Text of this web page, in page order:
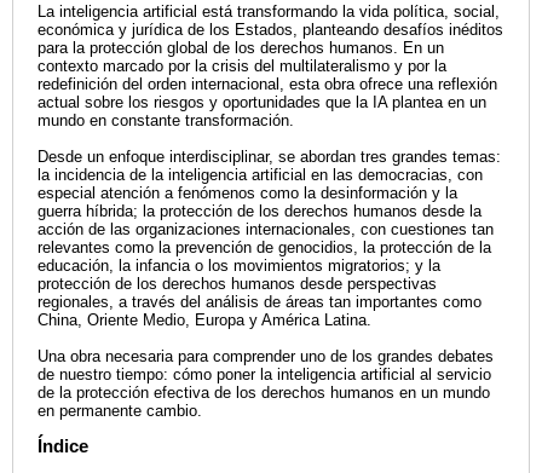
La inteligencia artificial está transformando la vida política, social,
económica y jurídica de los Estados, planteando desafíos inéditos
para la protección global de los derechos humanos. En un
contexto marcado por la crisis del multilateralismo y por la
redefinición del orden internacional, esta obra ofrece una reflexión
actual sobre los riesgos y oportunidades que la IA plantea en un
mundo en constante transformación.
Desde un enfoque interdisciplinar, se abordan tres grandes temas:
la incidencia de la inteligencia artificial en las democracias, con
especial atención a fenómenos como la desinformación y la
guerra híbrida; la protección de los derechos humanos desde la
acción de las organizaciones internacionales, con cuestiones tan
relevantes como la prevención de genocidios, la protección de la
educación, la infancia o los movimientos migratorios; y la
protección de los derechos humanos desde perspectivas
regionales, a través del análisis de áreas tan importantes como
China, Oriente Medio, Europa y América Latina.
Una obra necesaria para comprender uno de los grandes debates
de nuestro tiempo: cómo poner la inteligencia artificial al servicio
de la protección efectiva de los derechos humanos en un mundo
en permanente cambio.
Índice